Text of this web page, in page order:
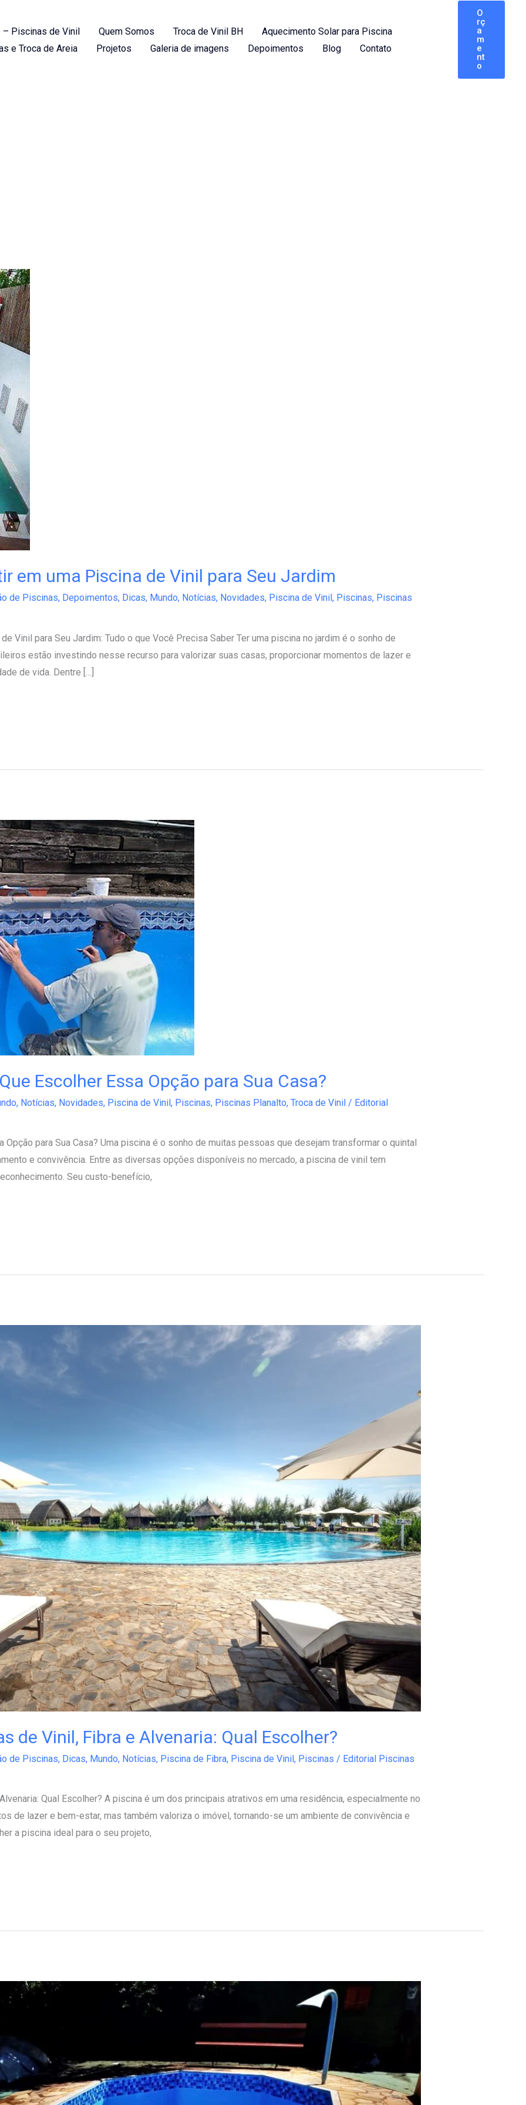
– Piscinas de Vinil Quem Somos Troca de Vinil BH
Aquecimento Solar para Piscina
e Troca de Areia
Projetos Galeria de imagens Depoimentos Blog Contato
O
rç
a
m
e
nt
o
em uma Piscina de Vinil para Seu Jardim
de Piscinas, Depoimentos, Dicas, Mundo, Notícias, Novidades, Piscina de Vinil , Piscinas, Piscinas
Vinil para Seu Jardim: Tudo o que Você Precisa Saber Ter uma piscina no jardim é o sonho de
estão investindo nesse recurso para valorizar suas casas, proporcionar momentos de lazer e
de vida. Dentre […]
Escolher Essa Opção para Sua Casa?
, Notícias, Novidades, Piscina de Vinil , Piscinas, Piscinas Planalto, Troca de Vinil / Editorial
Opção para Sua Casa? Uma piscina é o sonho de muitas pessoas que desejam transformar o quintal
e convivência. Entre as diversas opções disponíveis no mercado, a piscina de vinil tem
Seu custo-benefício,
de Vinil, Fibra e Alvenaria: Qual Escolher?
de Piscinas, Dicas, Mundo, Notícias, Piscina de Fibra, Piscina de Vinil , Piscinas / Editorial Piscinas
Qual Escolher? A piscina é um dos principais atrativos em uma residência, especialmente no
de lazer e bem-estar, mas também valoriza o imóvel, tornando-se um ambiente de convivência e
a piscina ideal para o seu projeto,